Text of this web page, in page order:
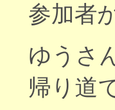
参加者
ゆうさ
帰り道